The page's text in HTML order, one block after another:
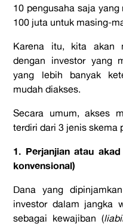
10 pengusaha saja
100 juta untuk masing-
Karena itu, kita akan
dengan investor yang
yang lebih banyak
mudah diakses.
Secara umum, akses
terdiri dari 3 jenis skema
1. Perjanjian atau
konvensional)
Dana yang
investor dalam jangka
sebagai kewajiban (